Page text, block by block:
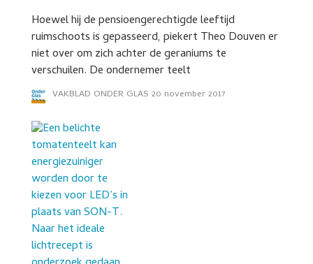
Hoewel hij de pensioengerechtigde leeftijd
ruimschoots is gepasseerd, piekert Theo Douven er
niet over om zich achter de geraniums te
verschuilen. De ondernemer teelt
VAKBLAD ONDER GLAS 20 november 2017